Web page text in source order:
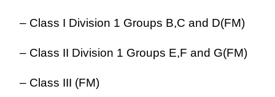
– Class I Division 1 Groups B,C and D(FM)
– Class II Division 1 Groups E,F and G(FM)
– Class III (FM)